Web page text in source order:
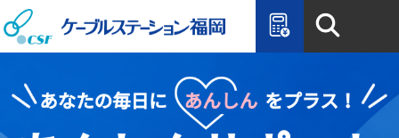
ケー